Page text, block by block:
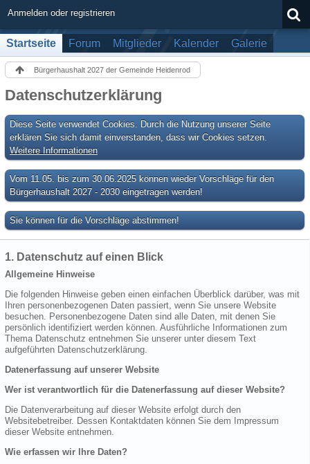
Anmelden oder registrieren
Startseite Forum Mitglieder Kalender Galerie
Bürgerhaushalt 2027 der Gemeinde Heidenrod
Datenschutzerklärung
Diese Seite verwendet Cookies. Durch die Nutzung unserer Seite
erklären Sie sich damit einverstanden, dass wir Cookies setzen.
Weitere Informationen
Vom 11.05. bis zum 30.06.2025 können wieder Vorschläge für den
Bürgerhaushalt 2027 - 2030 eingetragen werden!
Sie können für die Vorschläge abstimmen!
1. Datenschutz auf einen Blick
Allgemeine Hinweise
Die folgenden Hinweise geben einen einfachen Überblick darüber, was mit
Ihren personenbezogenen Daten passiert, wenn Sie unsere Website
besuchen. Personenbezogene Daten sind alle Daten, mit denen Sie
persönlich identifiziert werden können. Ausführliche Informationen zum
Thema Datenschutz entnehmen Sie unserer unter diesem Text
aufgeführten Datenschutzerklärung.
Datenerfassung auf unserer Website
Wer ist verantwortlich für die Datenerfassung auf dieser Website?
Die Datenverarbeitung auf dieser Website erfolgt durch den
Websitebetreiber. Dessen Kontaktdaten können Sie dem Impressum
dieser Website entnehmen.
Wie erfassen wir Ihre Daten?